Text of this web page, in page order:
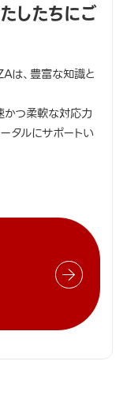
したちにご
は、豊富な知識と
かつ柔軟な対応力
タルにサポートい